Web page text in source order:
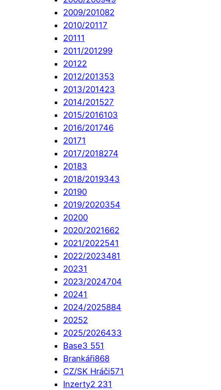
2009/201082
2010/20117
20111
2011/201299
20122
2012/201353
2013/201423
2014/201527
2015/2016103
2016/201746
20171
2017/2018274
20183
2018/2019343
20190
2019/2020354
20200
2020/2021662
2021/2022541
2022/2023481
20231
2023/2024704
20241
2024/2025884
20252
2025/2026433
Base3 551
Brankáři868
CZ/SK Hráči571
Inzerty2 231